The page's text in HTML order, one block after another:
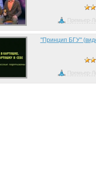
Премьер-
"Принцип БГУ"
Премьер-